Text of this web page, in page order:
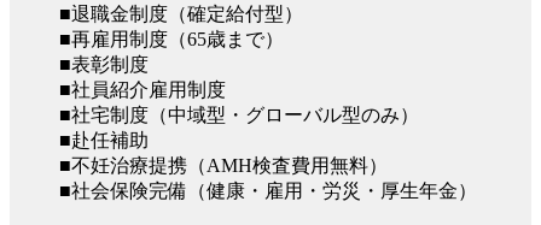
■退職金制度（確定給付型）
■再雇用制度（65歳まで）
■表彰制度
■社員紹介雇用制度
■社宅制度（中域型・グローバル型のみ）
■赴任補助
■不妊治療提携（AMH検査費用無料）
■社会保険完備（健康・雇用・労災・厚生年金）